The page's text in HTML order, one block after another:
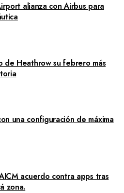
alianza con Airbus para
de Heathrow su febrero más
una configuración de máxima
acuerdo contra apps tras
zona.